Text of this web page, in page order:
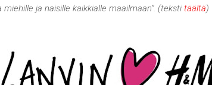
ja naisille kaikkialle maailmaan”. (teksti täältä)